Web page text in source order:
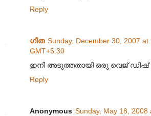
Reply
ഗീത Sunday, December 30, 2007 at
GMT+5:30
ഇനി അടുത്തതായി ഒരു വെജ് ഡിഷ്
Reply
Anonymous Sunday, May 18, 2008